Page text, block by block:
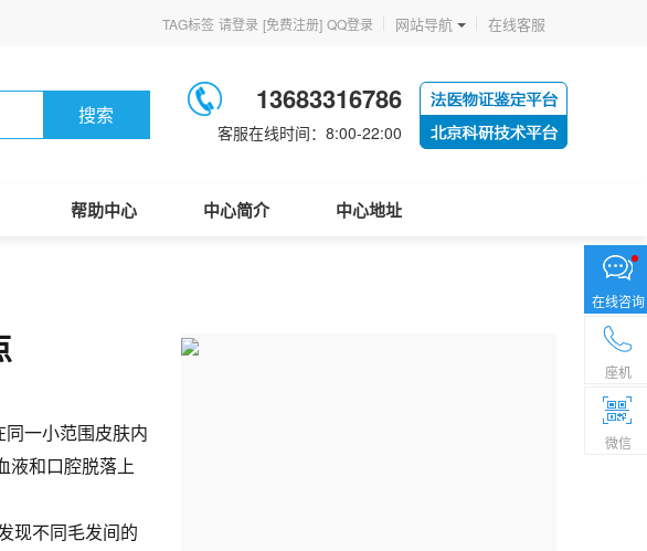
TAG标签 请登录 [免费注册] QQ登录 网站导航 在线客服
搜索 13683316786
客服在线时间：8:00-22:00
帮助中心 中心简介 中心地址
一小范围皮肤内
液和口腔脱落上
现不同毛发间的
在线咨询
座机
微信